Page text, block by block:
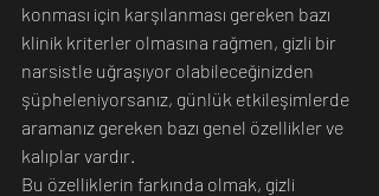
konması için karşılanması gereken bazı
klinik kriterler olmasına rağmen, gizli bir
narsistle uğraşıyor olabileceğinizden
şüpheleniyorsanız, günlük etkileşimlerde
aramanız gereken bazı genel özellikler ve
kalıplar vardır.
Bu özelliklerin farkında olmak, gizli